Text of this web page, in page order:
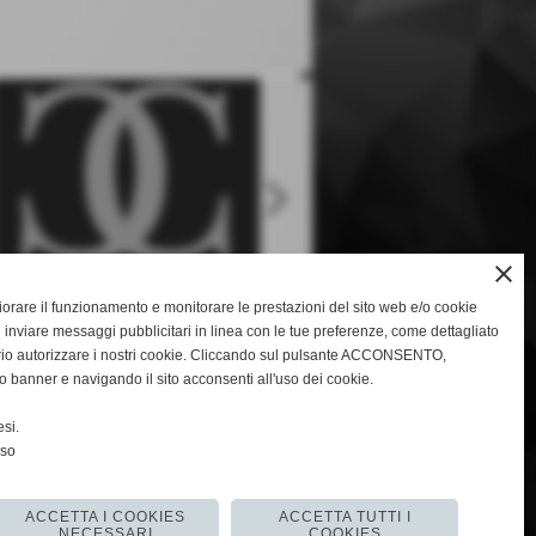
keyboard_arrow_right
close
il funzionamento e monitorare le prestazioni del sito web e/o cookie
messaggi pubblicitari in linea con le tue preferenze, come dettagliato
autorizzare i nostri cookie. Cliccando sul pulsante ACCONSENTO,
banner e navigando il sito acconsenti all'uso dei cookie.
ACCETTA I COOKIES
ACCETTA TUTTI I